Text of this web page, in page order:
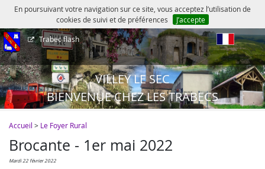
En poursuivant votre navigation sur ce site, vous acceptez l’utilisation de
cookies de suivi et de préférences
J’accepte
Trabec flash
VILLEY LE SEC
BIENVENUE CHEZ LES TRABECS
Accueil > Le Foyer Rural
Brocante - 1er mai 2022
mardi 22 février 2022